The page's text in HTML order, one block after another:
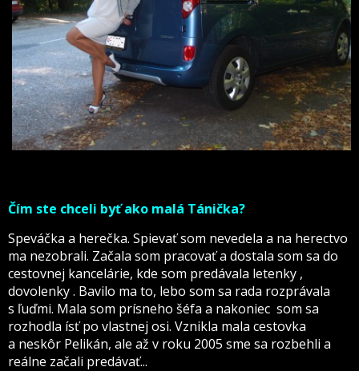
Čím ste chceli byť ako malá Tánička?
Speváčka a herečka. Spievať som nevedela a na herectvo
ma nezobrali. Začala som pracovať a dostala som sa do
cestovnej kancelárie, kde som predávala letenky ,
dovolenky . Bavilo ma to, lebo som sa rada rozprávala
s ľuďmi. Mala som prísneho šéfa a nakoniec som sa
rozhodla ísť po vlastnej osi. Vznikla mala cestovka
a neskôr Pelikán, ale až v roku 2005 sme sa rozbehli a
reálne začali predávať...